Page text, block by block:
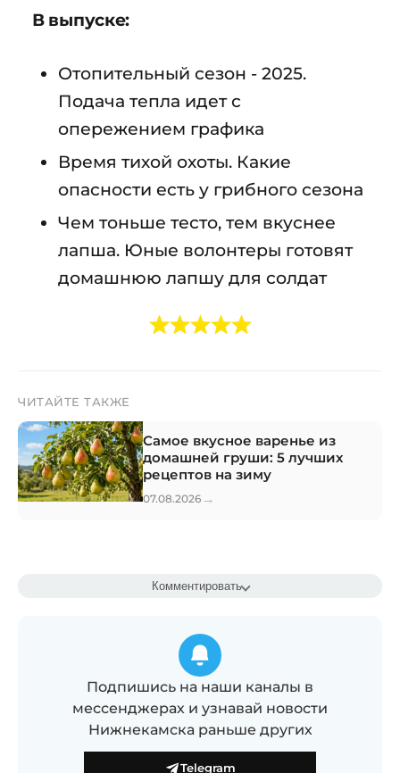
В выпуске:
Отопительный сезон - 2025.
Подача тепла идет с
опережением графика
Время тихой охоты. Какие
опасности есть у грибного сезона
Чем тоньше тесто, тем вкуснее
лапша. Юные волонтеры готовят
домашнюю лапшу для солдат
ЧИТАЙТЕ ТАКЖЕ
Самое вкусное варенье из
домашней груши: 5 лучших
рецептов на зиму
07.08.2026 →
Комментировать
Подпишись на наши каналы в
мессенджерах и узнавай новости
Нижнекамска раньше других
Telegram